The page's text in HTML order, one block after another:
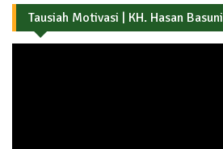
Tausiah Motivasi | KH. Hasan Basuni